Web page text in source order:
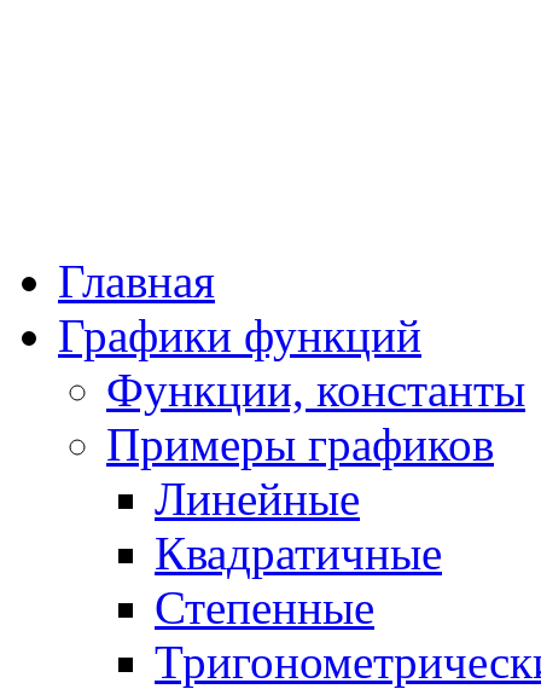
Главная
Графики функций
Функции, константы
Примеры графиков
Линейные
Квадратичные
Степенные